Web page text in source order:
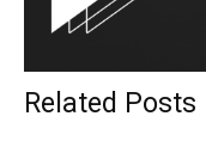
Related Posts